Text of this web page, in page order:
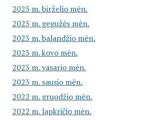
2023 m. birželio mėn.
2023 m. gegužės mėn.
2023 m. balandžio mėn.
2023 m. kovo mėn.
2023 m. vasario mėn.
2023 m. sausio mėn.
2022 m. gruodžio mėn.
2022 m. lapkričio mėn.